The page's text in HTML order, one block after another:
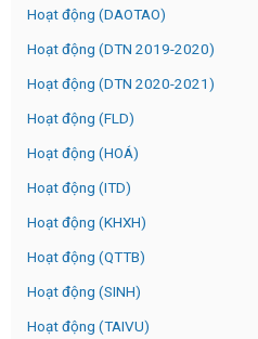
Hoạt động (DAOTAO)
Hoạt động (DTN 2019-2020)
Hoạt động (DTN 2020-2021)
Hoạt động (FLD)
Hoạt động (HOÁ)
Hoạt động (ITD)
Hoạt động (KHXH)
Hoạt động (QTTB)
Hoạt động (SINH)
Hoạt động (TAIVU)